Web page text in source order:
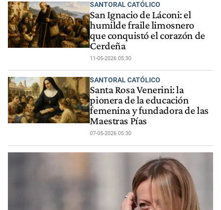
SANTORAL CATÓLICO
San Ignacio de Láconi: el
humilde fraile limosnero
que conquistó el corazón de
Cerdeña
11-05-2026 05:30
SANTORAL CATÓLICO
Santa Rosa Venerini: la
pionera de la educación
femenina y fundadora de las
Maestras Pías
07-05-2026 05:30